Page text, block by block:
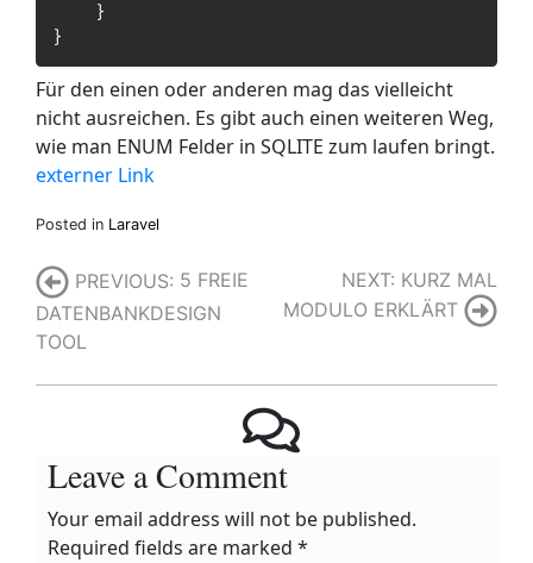
}
}
Für den einen oder anderen mag das vielleicht
nicht ausreichen. Es gibt auch einen weiteren Weg,
wie man ENUM Felder in SQLITE zum laufen bringt.
externer Link
Posted in Laravel
Post
navigation
PREVIOUS: 5 FREIE
DATENBANKDESIGN
TOOL
NEXT: KURZ MAL
MODULO ERKLÄRT
Leave a Comment
Your email address will not be published.
Required fields are marked *